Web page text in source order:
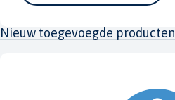
Nieuw toegevoegde producten